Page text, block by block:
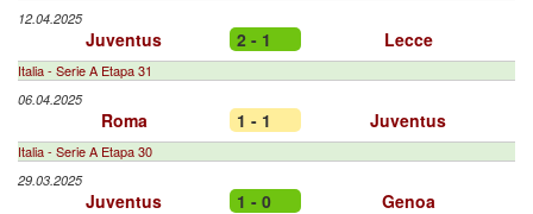
12.04.2025
Juventus 2 - 1 Lecce
Italia - Serie A Etapa 31
06.04.2025
Roma 1 - 1 Juventus
Italia - Serie A Etapa 30
29.03.2025
Juventus 1 - 0 Genoa